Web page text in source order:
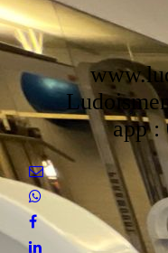
app :